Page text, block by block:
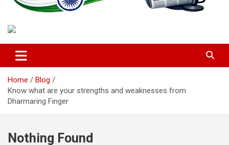
kotwar.in
Home
Blog
Know what are your strengths and weaknesses from
Dharmaring Finger
Nothing Found